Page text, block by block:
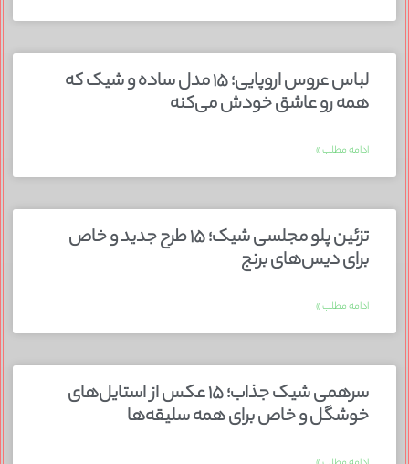
لباس عروس اروپایی؛ ۱۵ مدل ساده و شیک که
همه رو عاشق خودش می‌کنه
ادامه مطلب »
تزئین پلو مجلسی شیک؛ ۱۵ طرح جدید و خاص
برای دیس‌های برنج
ادامه مطلب »
سرهمی شیک جذاب؛ ۱۵ عکس از استایل‌های
خوشگل و خاص برای همه سلیقه‌ها